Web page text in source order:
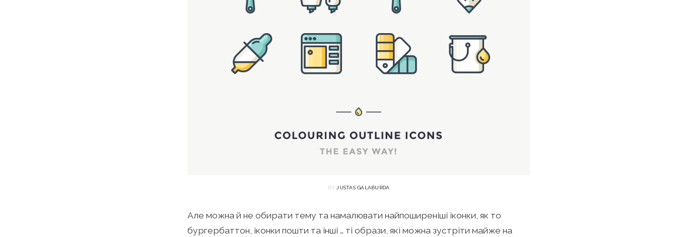
BYJUSTAS GALABURDA
Але можна й не обирати тему та намалювати найпоширеніші іконки, як то
бургербаттон, іконки пошти та інші … ті образи, які можна зустріти майже на